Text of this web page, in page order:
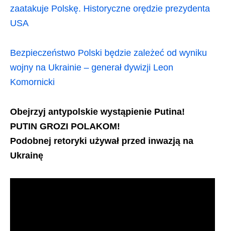
zaatakuje Polskę. Historyczne orędzie prezydenta
USA
Bezpieczeństwo Polski będzie zależeć od wyniku
wojny na Ukrainie – generał dywizji Leon
Komornicki
Obejrzyj antypolskie wystąpienie Putina!
PUTIN GROZI POLAKOM!
Podobnej retoryki używał przed inwazją na
Ukrainę